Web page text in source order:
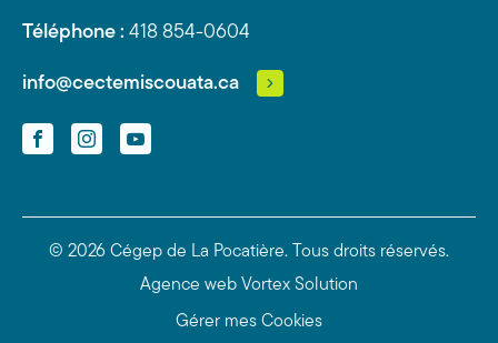
Téléphone : 418 854-0604
info@cectemiscouata.ca
FacebookInstagramYouTube
© 2026 Cégep de La Pocatière.
Tous droits réservés.
Agence web Vortex Solution
Gérer mes Cookies